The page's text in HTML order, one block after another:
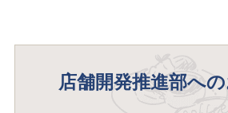
店舗開発推進部へ